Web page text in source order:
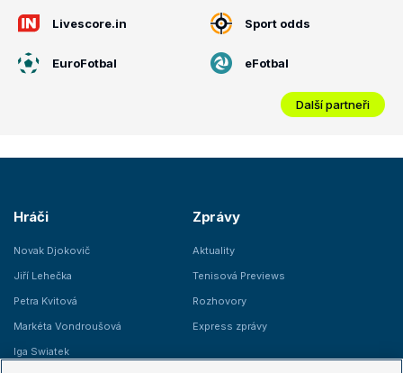
Livescore.in Sport odds
EuroFotbal eFotbal
Další partneři
Hráči
Novak Djokovič
Jiří Lehečka
Petra Kvitová
Markéta Vondroušová
Iga Swiatek
Zprávy
Aktuality
Tenisová Previews
Rozhovory
Express zprávy